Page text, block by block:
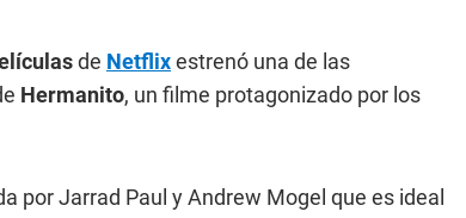
de Netflixestrenó una de las
Hermanito, un filme protagonizado por los
por Jarrad Paul y Andrew Mogel que es ideal